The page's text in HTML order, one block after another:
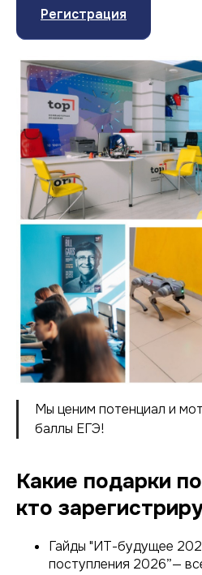
Регистрация
Мы ценим потенциал и
баллы ЕГЭ!
Какие подарки
кто
Гайды "ИТ-будущее
поступления 2026”—